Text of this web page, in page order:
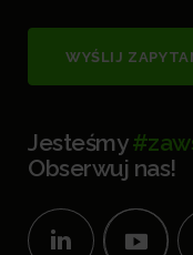
WYŚLIJ
Jesteśmy
Obserwuj nas!